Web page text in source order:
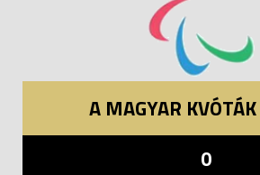
A MAGYAR
0